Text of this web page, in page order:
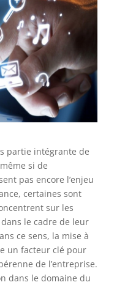
partie intégrante de
si de
pas encore l’enjeu
certaines sont
sur les
le cadre de leur
ce sens, la mise à
un facteur clé pour
de l’entreprise.
dans le domaine du